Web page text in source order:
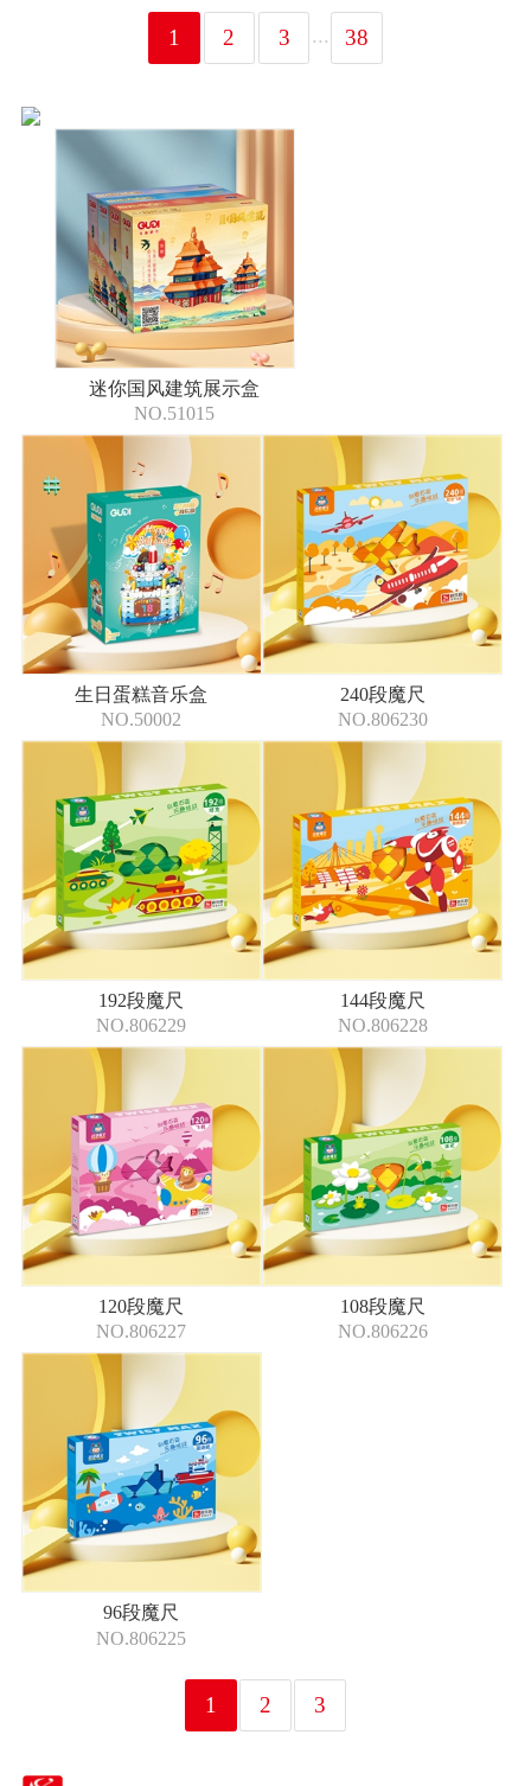
1 2 3 ... 38
迷你国风建筑展示盒
NO.51015
生日蛋糕音乐盒
NO.50002
240段魔尺
NO.806230
192段魔尺
NO.806229
144段魔尺
NO.806228
120段魔尺
NO.806227
108段魔尺
NO.806226
96段魔尺
NO.806225
1 2 3